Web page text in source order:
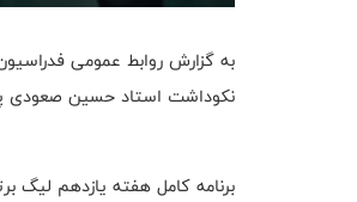
به گزارش روابط عمومی
نکوداشت استاد حسین صعودی پور روز
برنامه کامل هفته یازدهم لیگ